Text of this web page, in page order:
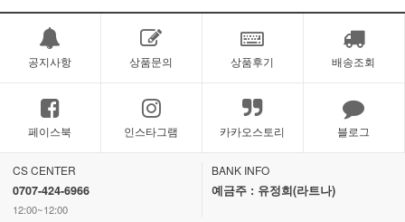
공지사항 상품문의 상품후기 배송조회
페이스북 인스타그램 카카오스토리 블로그
CS CENTER
0707-424-6966
12:00~12:00
BANK INFO
예금주 : 유정희(라트나)